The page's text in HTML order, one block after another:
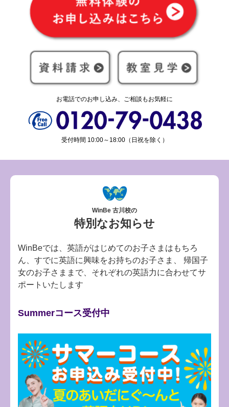
お電話でのお申し込み、ご相談もお気軽に
受付時間 10:00～18:00（日祝を除く）
WinBe 古川校の
特別なお知らせ
WinBeでは、英語がはじめてのお子さまはもちろ
ん、すでに英語に興味をお持ちのお子さま、 帰国子
女のお子さままで、それぞれの英語力に合わせてサ
ポートいたします
Summerコース受付中